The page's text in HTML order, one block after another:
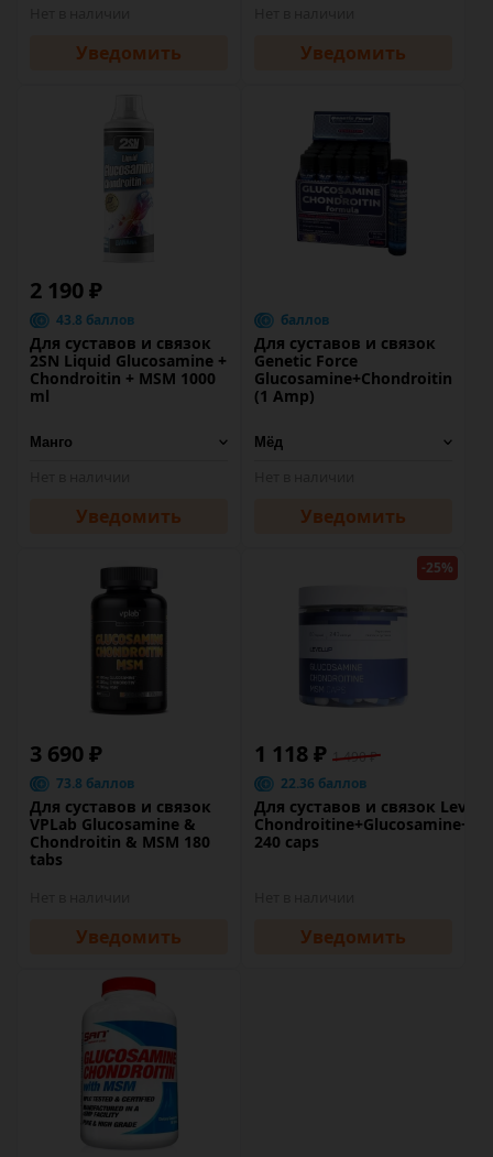
Уведомить Уведомить
2 190 ₽
43.8 баллов
Для суставов и связок
2SN Liquid Glucosamine +
Chondroitin + MSM 1000
ml
Уведомить
баллов
Для суставов и связок
Genetic Force
Glucosamine+Chondroitin
(1 Amp)
Уведомить
3 690 ₽
73.8 баллов
Для суставов и связок
VPLab Glucosamine &
Chondroitin & MSM 180
tabs
Уведомить
-25%
1 118 ₽ 1 490 ₽
22.36 баллов
Для суставов и связок
240 caps
Уведомить